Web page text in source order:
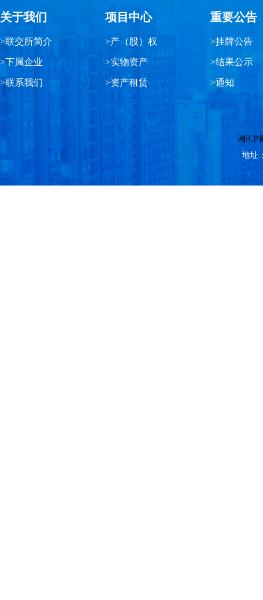
关于我们
>联交所简介
>下属企业
>联系我们
项目中心
>产（股）权
>实物资产
>资产租赁
重要公告
>挂牌公告
>结果公示
>通知
湘ICP
地址